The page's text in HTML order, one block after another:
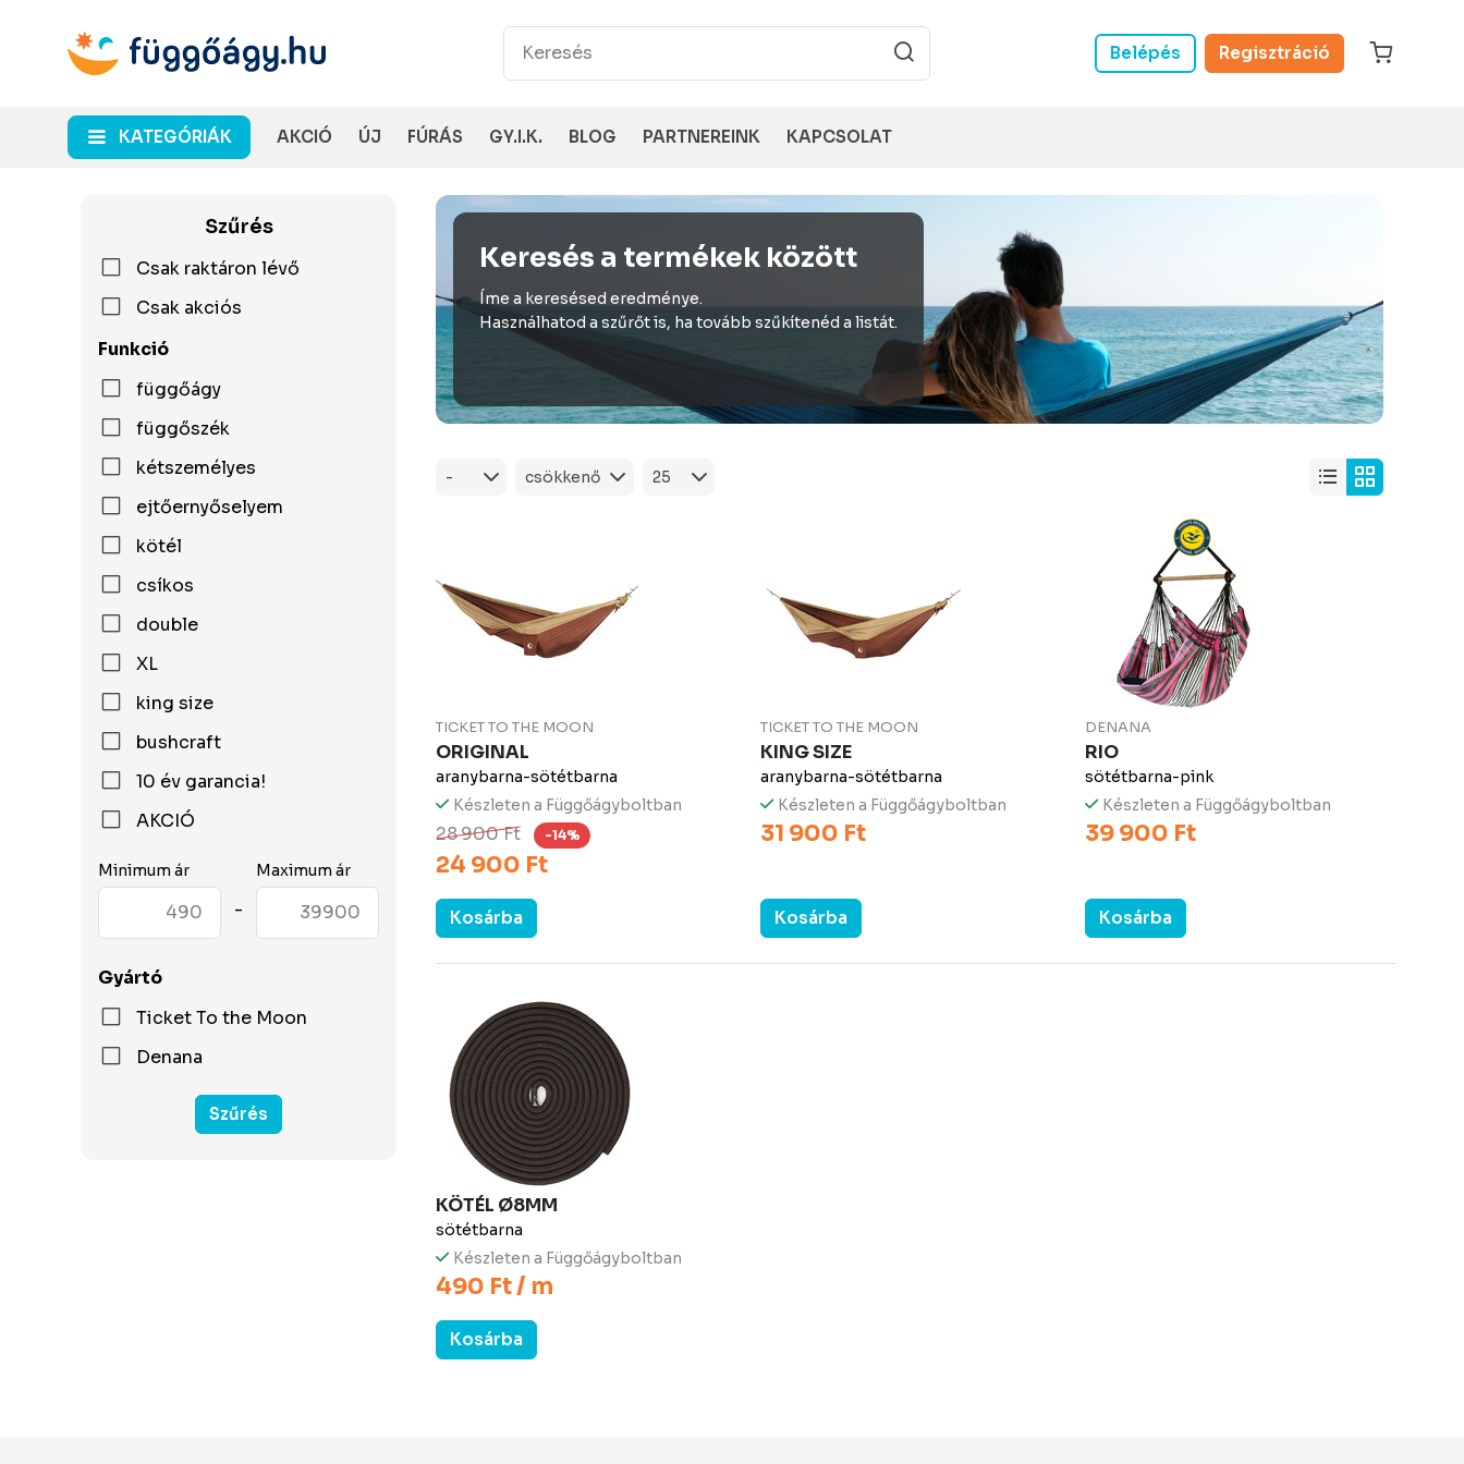
Belépés Regisztráció
KATEGÓRIÁK AKCIÓ ÚJ FÚRÁS GY.I.K. BLOG PARTNEREINK KAPCSOLAT
Szűrés
Csak raktáron lévő
Csak akciós
Funkció
függőágy
függőszék
kétszemélyes
ejtőernyőselyem
kötél
csíkos
double
XL
king size
bushcraft
10 év garancia!
AKCIÓ
Minimum ár
-
Maximum ár
Gyártó
Ticket To the Moon
Denana
Szűrés
Keresés a termékek között
Íme a keresésed eredménye.
Használhatod a szűrőt is, ha tovább szűkítenéd a listát.
TICKET TO THE MOON
ORIGINAL
aranybarna-sötétbarna
Készleten a Függőágyboltban
28 900 Ft -14%
24 900 Ft
Kosárba
TICKET TO THE MOON
KING SIZE
aranybarna-sötétbarna
Készleten a Függőágyboltban
31 900 Ft
Kosárba
DENANA
RIO
sötétbarna-pink
Készleten a Függőágyboltban
39 900 Ft
Kosárba
KÖTÉL Ø8MM
sötétbarna
Készleten a Függőágyboltban
490 Ft / m
Kosárba